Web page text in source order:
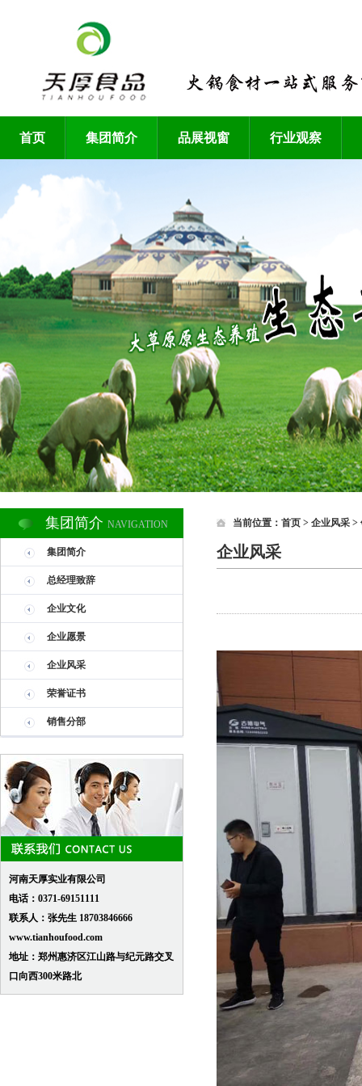
首页 集团简介 品展视窗 行业观察
集团简介 NAVIGATION
集团简介
总经理致辞
企业文化
企业愿景
企业风采
荣誉证书
销售分部
河南天厚实业有限公司
电话：0371-69151111
联系人：张先生 18703846666
www.tianhoufood.com
地址：郑州惠济区江山路与纪元路交叉
口向西300米路北
当前位置： 首页 > 企业风采 >
企业风采